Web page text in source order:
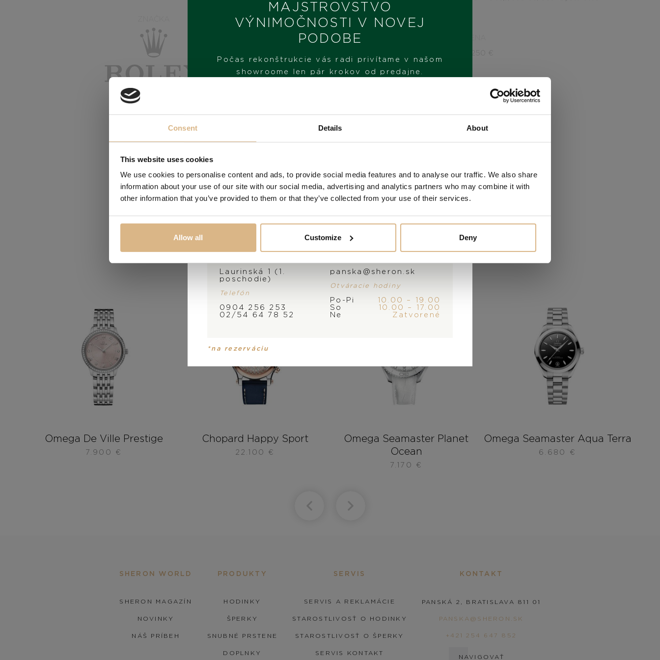
Consent Details About
This website uses cookies
We use cookies to personalise content and ads, to provide social media features and to analyse our traffic. We also share
information about your use of our site with our social media, advertising and analytics partners who may combine it with
other information that you’ve provided to them or that they’ve collected from your use of their services.
Allow all Customize Deny
rezerva chodu 48 hod.
MODELOVÉ ČÍSLO
€
STAV
MÁM ZÁUJEM
Obľúbené produkty našich zákazníkov
Omega De Ville Prestige
7.900 €
Chopard Happy Sport
22.100 €
Omega Seamaster Planet
Ocean
7.170 €
Omega Seamaster Aqua Terra
6.680 €
SHERON WORLD
SHERON MAGAZÍN
NOVINKY
NÁŠ PRÍBEH
PRODUKTY
HODINKY
ŠPERKY
SNUBNÉ PRSTENE
DOPLNKY
SERVIS
SERVIS A REKLAMÁCIE
STAROSTLIVOSŤ O HODINKY
STAROSTLIVOSŤ O ŠPERKY
SERVIS KONTAKT
KONTAKT
PANSKÁ 2, BRATISLAVA 811 01
PANSKA@SHERON.SK
+421 254 647 852
NAVIGOVAŤ
MAJSTROVSTVO
VÝNIMOČNOSTI V NOVEJ
PODOBE
Počas rekonštrukcie vás radi privítame v našom
showroome len pár krokov od predajne.
NAVŠTÍVTE NÁŠ SHOWROOM
Laurinská 1 (1.
poschodie)
Telefón
0904 256 253
02/54 64 78 52
panska@sheron.sk
Otváracie hodiny
Po-Pi
10.00 – 19.00
So
10.00 – 17.00
Ne
Zatvorené
*na rezerváciu